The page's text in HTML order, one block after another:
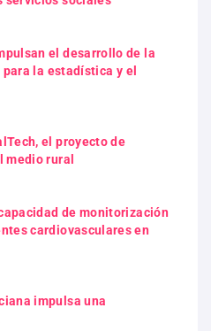
el desarrollo de la
la estadística y el
el proyecto de
rural
de monitorización
cardiovasculares en
impulsa una